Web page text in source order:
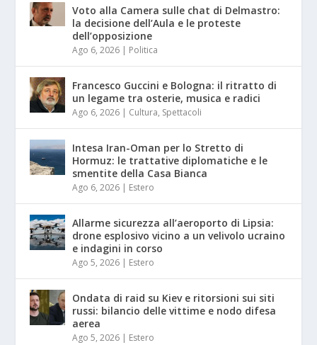
Voto alla Camera sulle chat di Delmastro:
la decisione dell’Aula e le proteste
dell’opposizione
Ago 6, 2026 Politica
Francesco Guccini e Bologna: il ritratto di
un legame tra osterie, musica e radici
Ago 6, 2026 Cultura, Spettacoli
Intesa Iran-Oman per lo Stretto di
Hormuz: le trattative diplomatiche e le
smentite della Casa Bianca
Ago 6, 2026 Estero
Allarme sicurezza all’aeroporto di Lipsia:
drone esplosivo vicino a un velivolo ucraino
e indagini in corso
Ago 5, 2026 Estero
Ondata di raid su Kiev e ritorsioni sui siti
russi: bilancio delle vittime e nodo difesa
aerea
Ago 5, 2026 Estero